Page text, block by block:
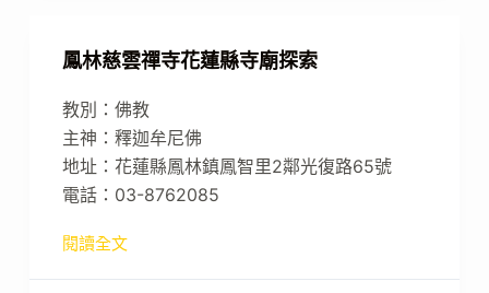
鳳林慈雲禪寺花蓮縣寺廟探索
教別：佛教
主神：釋迦牟尼佛
地址：花蓮縣鳳林鎮鳳智里2鄰光復路65號
電話：03-8762085
閱讀全文